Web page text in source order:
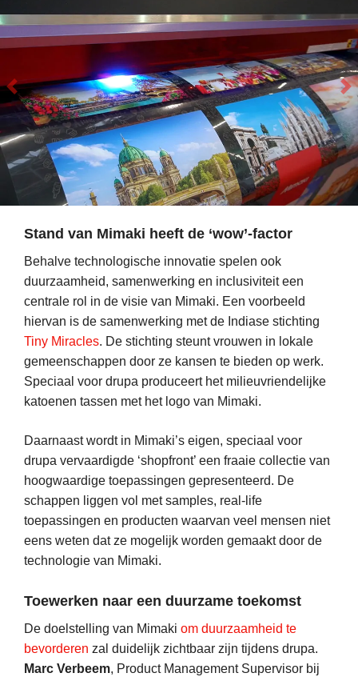
Stand van Mimaki heeft de ‘wow’-factor
Behalve technologische innovatie spelen ook
duurzaamheid, samenwerking en inclusiviteit een
centrale rol in de visie van Mimaki. Een voorbeeld
hiervan is de samenwerking met de Indiase stichting
Tiny Miracles. De stichting steunt vrouwen in lokale
gemeenschappen door ze kansen te bieden op werk.
Speciaal voor drupa produceert het milieuvriendelijke
katoenen tassen met het logo van Mimaki.
Daarnaast wordt in Mimaki’s eigen, speciaal voor
drupa vervaardigde ‘shopfront’ een fraaie collectie van
hoogwaardige toepassingen gepresenteerd. De
schappen liggen vol met samples, real-life
toepassingen en producten waarvan veel mensen niet
eens weten dat ze mogelijk worden gemaakt door de
technologie van Mimaki.
Toewerken naar een duurzame toekomst
De doelstelling van Mimaki om duurzaamheid te
bevorderen zal duidelijk zichtbaar zijn tijdens drupa.
Marc Verbeem, Product Management Supervisor bij